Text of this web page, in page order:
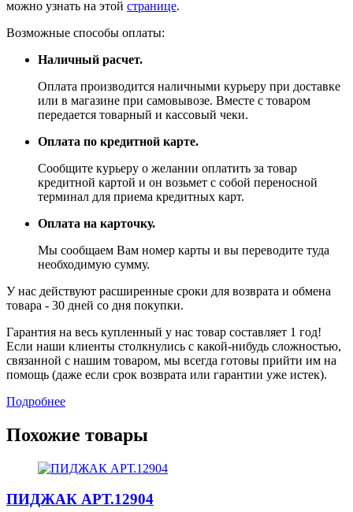
можно узнать на этой странице.
Возможные способы оплаты:
Наличный расчет.
Оплата производится наличными курьеру при доставке
или в магазине при самовывозе. Вместе с товаром
передается товарный и кассовый чеки.
Оплата по кредитной карте.
Сообщите курьеру о желании оплатить за товар
кредитной картой и он возьмет с собой переносной
терминал для приема кредитных карт.
Оплата на карточку.
Мы сообщаем Вам номер карты и вы переводите туда
необходимую сумму.
У нас действуют расширенные сроки для возврата и обмена
товара - 30 дней со дня покупки.
Гарантия на весь купленный у нас товар составляет 1 год!
Если наши клиенты столкнулись с какой-нибудь сложностью,
связанной с нашим товаром, мы всегда готовы прийти им на
помощь (даже если срок возврата или гарантии уже истек).
Подробнее
Похожие товары
ПИДЖАК АРТ.12904